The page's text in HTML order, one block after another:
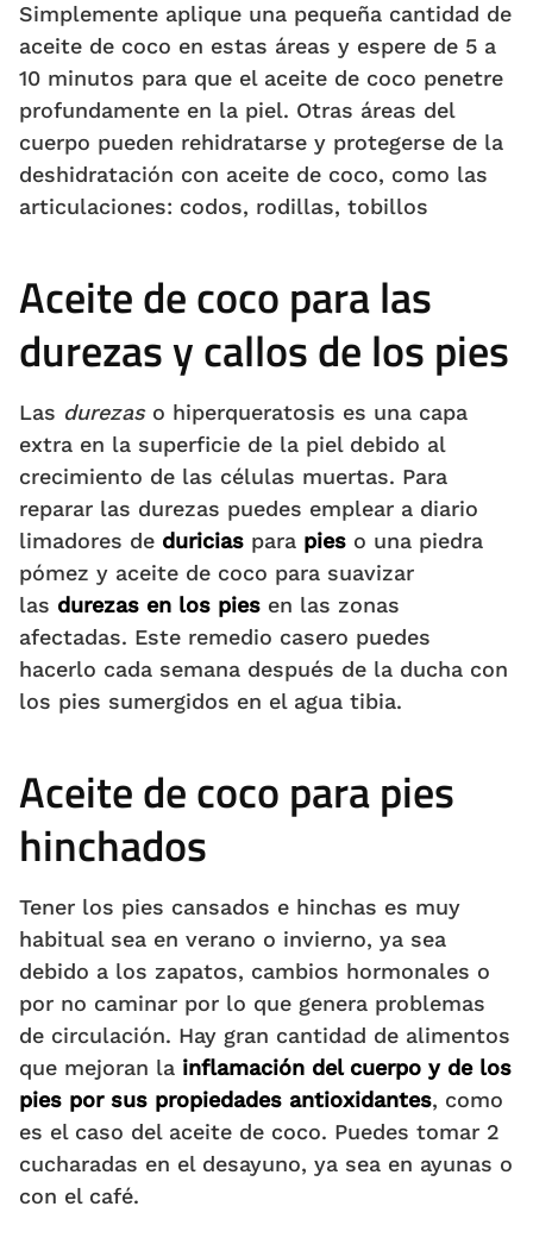
Simplemente aplique una pequeña cantidad de
aceite de coco en estas áreas y espere de 5 a
10 minutos para que el aceite de coco penetre
profundamente en la piel. Otras áreas del
cuerpo pueden rehidratarse y protegerse de la
deshidratación con aceite de coco, como las
articulaciones: codos, rodillas, tobillos
Aceite de coco para las
durezas y callos de los pies
Las durezaso hiperqueratosis es una capa
extra en la superficie de la piel debido al
crecimiento de las células muertas. Para
reparar las durezas puedes emplear a diario
limadores de duricias para pies o una piedra
pómez y aceite de coco para suavizar
las durezas en los pies en las zonas
afectadas. Este remedio casero puedes
hacerlo cada semana después de la ducha con
los pies sumergidos en el agua tibia.
Aceite de coco para pies
hinchados
Tener los pies cansados e hinchas es muy
habitual sea en verano o invierno, ya sea
debido a los zapatos, cambios hormonales o
por no caminar por lo que genera problemas
de circulación. Hay gran cantidad de alimentos
que mejoran la inflamación del cuerpo y de los
pies por sus propiedades antioxidantes, como
es el caso del aceite de coco. Puedes tomar 2
cucharadas en el desayuno, ya sea en ayunas o
con el café.